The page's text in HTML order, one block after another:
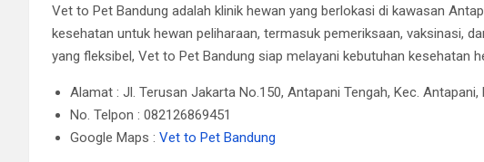
Vet to Pet Bandung adalah klinik hewan yang berlokasi di kawasan
kesehatan untuk hewan peliharaan, termasuk pemeriksaan, vaksinasi,
yang fleksibel, Vet to Pet Bandung siap melayani kebutuhan kesehatan
Alamat : Jl. Terusan Jakarta No.150, Antapani Tengah, Kec.
No. Telpon : 082126869451
Google Maps : Vet to Pet Bandung